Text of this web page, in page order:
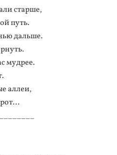
старше,
путь.
дальше.
мудрее.
аллеи,